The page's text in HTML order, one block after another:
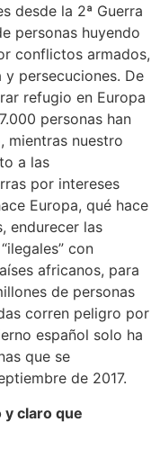
desde la 2ª Guerra
personas huyendo
conflictos armados,
persecuciones. De
refugio en Europa
personas han
mientras nuestro
a las
por intereses
Europa, qué hace
endurecer las
con
africanos, para
de personas
corren peligro por
español solo ha
que se
de 2017.
y claro que